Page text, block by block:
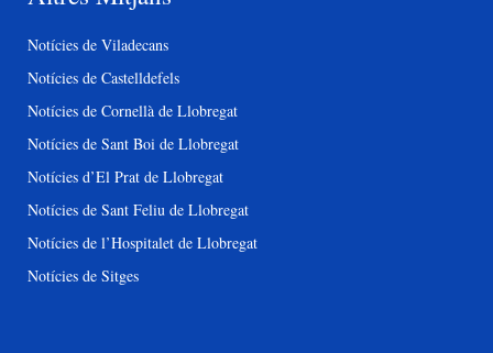
Notícies de Viladecans
Notícies de Castelldefels
Notícies de Cornellà de Llobregat
Notícies de Sant Boi de Llobregat
Notícies d’El Prat de Llobregat
Notícies de Sant Feliu de Llobregat
Notícies de l’Hospitalet de Llobregat
Notícies de Sitges